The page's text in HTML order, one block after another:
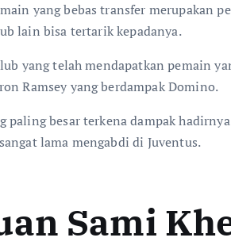
yang bebas transfer merupakan
lain bisa tertarik kepadanya.
yang telah mendapatkan pemain
Ramsey yang berdampak Domino.
paling besar terkena dampak
lama mengabdi di Juventus.
Sami